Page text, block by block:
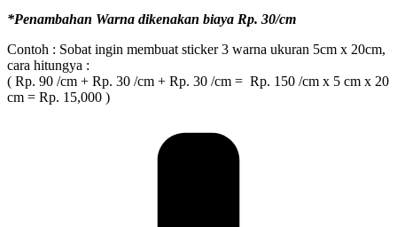
*Penambahan Warna dikenakan biaya Rp. 30/cm
Contoh : Sobat ingin membuat sticker 3 warna ukuran 5cm x 20cm,
cara hitungya :
( Rp. 90 /cm + Rp. 30 /cm + Rp. 30 /cm = Rp. 150 /cm x 5 cm x 20
cm = Rp. 15,000 )